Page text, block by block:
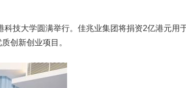
技大学圆满举行。佳兆业集团将捐资2亿港元用
创新创业项目。